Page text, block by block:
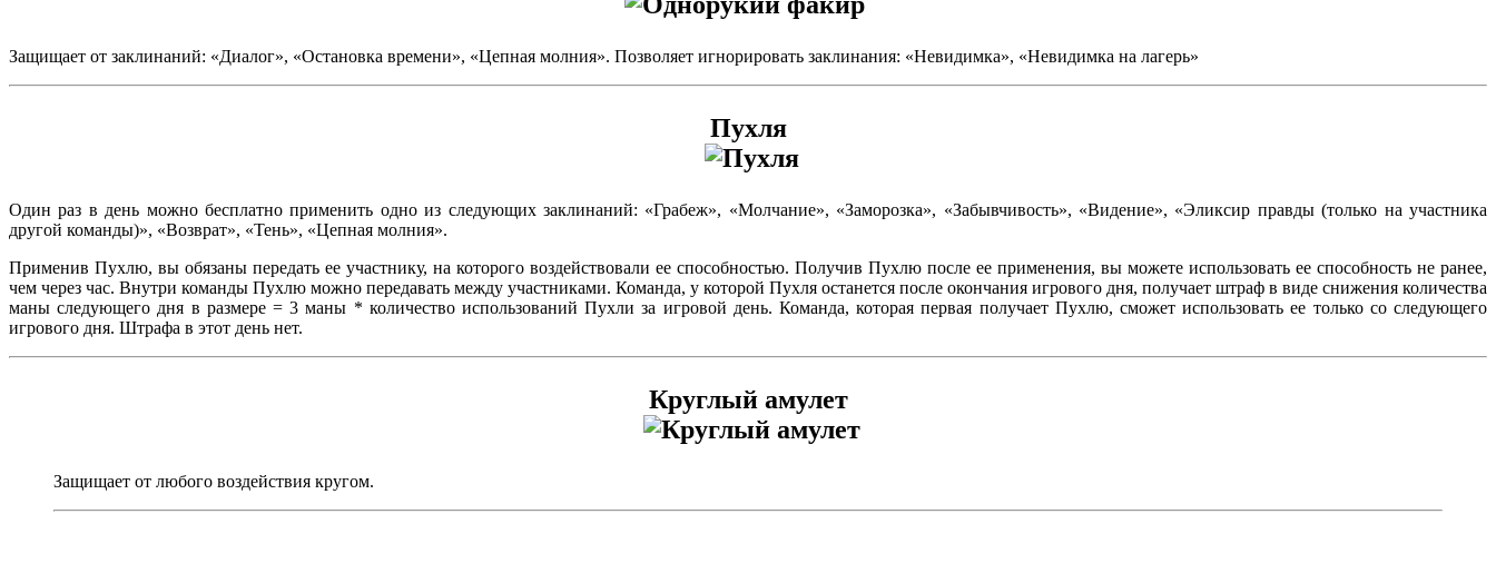
Защищает от заклинаний: «Диалог», «Остановка времени», «Цепная молния». Позволяет игнорировать заклинания: «Невидимка», «Невидимка на лагерь»
Пухля
Один раз в день можно бесплатно применить одно из следующих заклинаний: «Грабеж», «Молчание», «Заморозка», «Забывчивость», «Видение», «Эликсир правды (только на участника
другой команды)», «Возврат», «Тень», «Цепная молния».
Применив Пухлю, вы обязаны передать ее участнику, на которого воздействовали ее способностью. Получив Пухлю после ее применения, вы можете использовать ее способность не ранее,
чем через час. Внутри команды Пухлю можно передавать между участниками. Команда, у которой Пухля останется после окончания игрового дня, получает штраф в виде снижения количества
маны следующего дня в размере = 3 маны * количество использований Пухли за игровой день. Команда, которая первая получает Пухлю, сможет использовать ее только со следующего
игрового дня. Штрафа в этот день нет.
Круглый амулет
Защищает от любого воздействия кругом.